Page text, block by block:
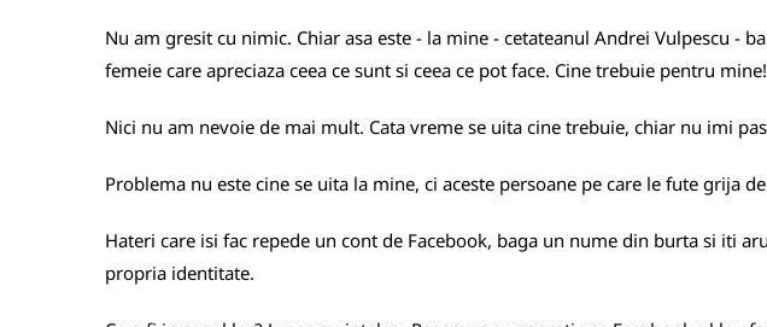
Nu am gresit cu nimic. Chiar asa este - la mine - cetateanul Andrei Vulpescu -
femeie care apreciaza ceea ce sunt si ceea ce pot face. Cine trebuie pentru mine!
Nici nu am nevoie de mai mult. Cata vreme se uita cine trebuie, chiar nu imi
Problema nu este cine se uita la mine, ci aceste persoane pe care le fute grija
Hateri care isi fac repede un cont de Facebook, baga un nume din burta si iti
propria identitate.